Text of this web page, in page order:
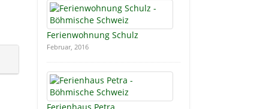
Ferienwohnung Schulz
Februar, 2016